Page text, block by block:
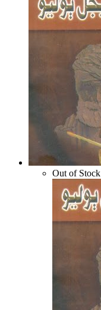
Out of Stock